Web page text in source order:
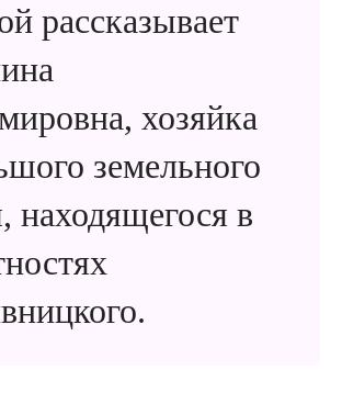
рассказывает
хозяйка
земельного
находящегося в